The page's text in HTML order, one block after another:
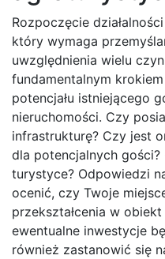
Rozpoczęcie
który wymaga
uwzględnienia wielu
fundamentalnym
potencjału istniejącego
nieruchomości. Czy
infrastrukturę? Czy jest
dla potencjalnych
turystyce? Odpowiedzi
ocenić, czy Twoje
przekształcenia w
ewentualne inwestycje
również zastanowić się